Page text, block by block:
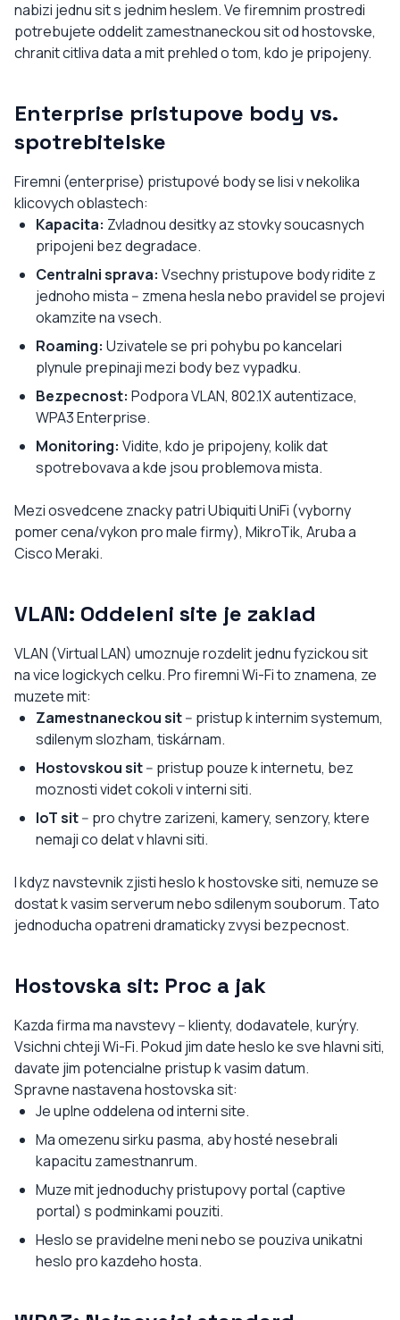
nabizi jednu sit s jednim heslem. Ve firemnim prostredi
potrebujete oddelit zamestnaneckou sit od hostovske,
chranit citliva data a mit prehled o tom, kdo je pripojeny.
Enterprise pristupove body vs.
spotrebitelske
Firemni (enterprise) pristupové body se lisi v nekolika
klicovych oblastech:
Kapacita: Zvladnou desitky az stovky soucasnych
pripojeni bez degradace.
Centralni sprava: Vsechny pristupove body ridite z
jednoho mista -- zmena hesla nebo pravidel se projevi
okamzite na vsech.
Roaming: Uzivatele se pri pohybu po kancelari
plynule prepinaji mezi body bez vypadku.
Bezpecnost: Podpora VLAN, 802.1X autentizace,
WPA3 Enterprise.
Monitoring: Vidite, kdo je pripojeny, kolik dat
spotrebovava a kde jsou problemova mista.
Mezi osvedcene znacky patri Ubiquiti UniFi (vyborny
pomer cena/vykon pro male firmy), MikroTik, Aruba a
Cisco Meraki.
VLAN: Oddeleni site je zaklad
VLAN (Virtual LAN) umoznuje rozdelit jednu fyzickou sit
na vice logickych celku. Pro firemni Wi-Fi to znamena, ze
muzete mit:
Zamestnaneckou sit-- pristup k internim systemum,
sdilenym slozham, tiskárnam.
Hostovskou sit-- pristup pouze k internetu, bez
moznosti videt cokoli v interni siti.
IoT sit-- pro chytre zarizeni, kamery, senzory, ktere
nemaji co delat v hlavni siti.
I kdyz navstevnik zjisti heslo k hostovske siti, nemuze se
dostat k vasim serverum nebo sdilenym souborum. Tato
jednoducha opatreni dramaticky zvysi bezpecnost.
Hostovska sit: Proc a jak
Kazda firma ma navstevy -- klienty, dodavatele, kurýry.
Vsichni chteji Wi-Fi. Pokud jim date heslo ke sve hlavni siti,
davate jim potencialne pristup k vasim datum.
Spravne nastavena hostovska sit:
Je uplne oddelena od interni site.
Ma omezenu sirku pasma, aby hosté nesebrali
kapacitu zamestnanrum.
Muze mit jednoduchy pristupovy portal (captive
portal) s podminkami pouziti.
Heslo se pravidelne meni nebo se pouziva unikatni
heslo pro kazdeho hosta.